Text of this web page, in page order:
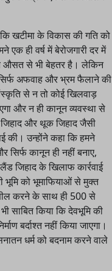
खटीमा के विकास की गति को
एक ही वर्ष में बेरोजगारी दर में
औसत से भी बेहतर है। लेकिन
सिर्फ अफवाह और भ्रम फैलाने की
से न तो कोई खिलवाड़
और न ही कानून व्यवस्था से
जिहाद और थूक जिहाद जैसी
की। उन्होंने कहा कि हमने
सिर्फ कानून ही नहीं बनाए,
जिहाद के खिलाफ कार्रवाई
को भूमाफियाओं से मुक्त
करने के साथ ही 500 से
किया कि देवभूमि की
बर्दाश्त नहीं किया जाएगा।
धर्म को बदनाम करने वाले